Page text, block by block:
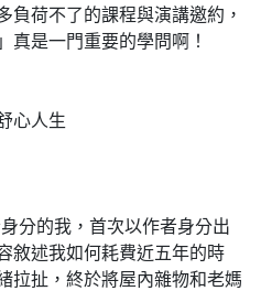
負荷不了的課程與演講邀約，
真是一門重要的學問啊！
心人生
分的我，首次以作者身分出
敘述我如何耗費近五年的時
拉扯，終於將屋內雜物和老媽